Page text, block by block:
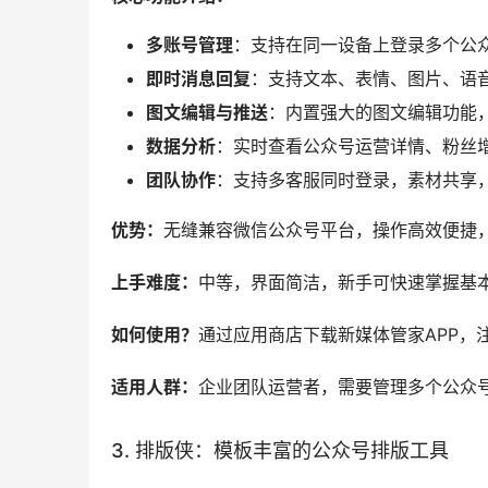
上手难度：低，新手友好，界面直观，操作简单